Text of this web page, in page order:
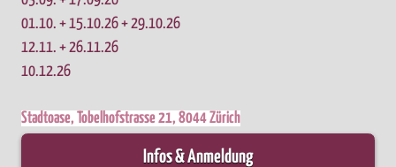
01.10. + 15.10.26 + 29.10.26
12.11. + 26.11.26
10.12.26
Stadtoase, Tobelhofstrasse 21, 8044 Zürich
Infos & Anmeldung